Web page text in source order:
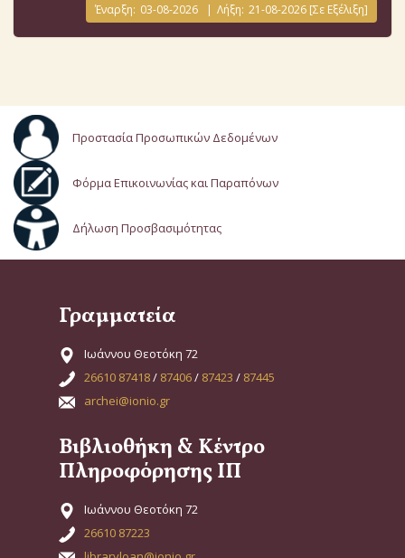
Έναρξη: 03-08-2026 | Λήξη: 21-08-2026 [Σε Εξέλιξη]
Προστασία Προσωπικών Δεδομένων
Φόρμα Επικοινωνίας και Παραπόνων
Δήλωση Προσβασιμότητας
Γραμματεία
Ιωάννου Θεοτόκη 72
26610 87418/ 87406/ 87423 / 87445
archei@ionio.gr
Βιβλιοθήκη & Κέντρο
Πληροφόρησης ΙΠ
Ιωάννου Θεοτόκη 72
26610 87223